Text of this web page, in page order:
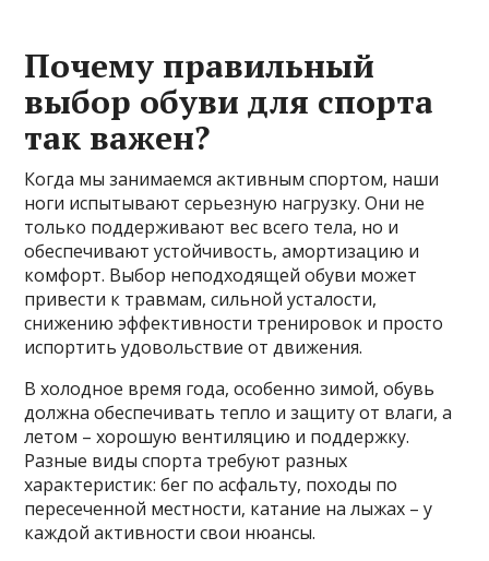
Почему правильный
выбор обуви для спорта
так важен?
Когда мы занимаемся активным спортом, наши
ноги испытывают серьезную нагрузку. Они не
только поддерживают вес всего тела, но и
обеспечивают устойчивость, амортизацию и
комфорт. Выбор неподходящей обуви может
привести к травмам, сильной усталости,
снижению эффективности тренировок и просто
испортить удовольствие от движения.
В холодное время года, особенно зимой, обувь
должна обеспечивать тепло и защиту от влаги, а
летом – хорошую вентиляцию и поддержку.
Разные виды спорта требуют разных
характеристик: бег по асфальту, походы по
пересеченной местности, катание на лыжах – у
каждой активности свои нюансы.